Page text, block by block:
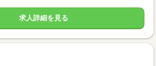
求人詳細を見る